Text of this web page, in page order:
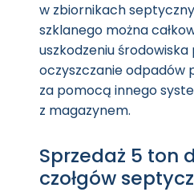
w zbiornikach
szklanego można
uszkodzeniu środowiska
oczyszczanie odpadów
za pomocą innego
z magazynem.
Sprzedaż 5 ton
czołgów